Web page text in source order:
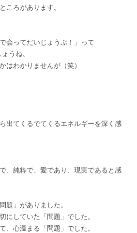
ころがあります。
会ってだいじょうぶ！」って
うね。
はわかりませんが（笑）
出てくるでてくるエネルギーを深く感
、純粋で、愛であり、 現実であると感
題」がありました。
にしていた「問題」でした。
、心温まる「問題」でした。